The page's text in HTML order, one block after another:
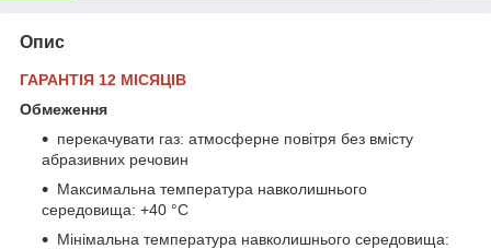
Опис
ГАРАНТІЯ 12 МІСЯЦІВ
Обмеження
перекачувати газ: атмосферне повітря без вмісту
абразивних речовин
Максимальна температура навколишнього
середовища: +40 °С
Мінімальна температура навколишнього середовища: